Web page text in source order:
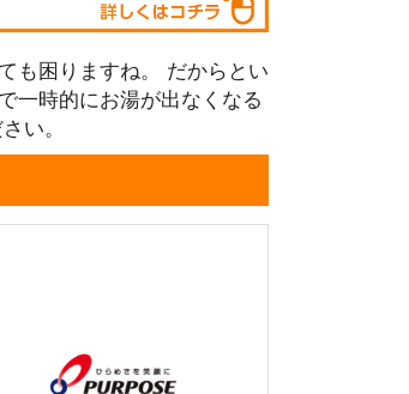
も困りますね。 だからとい
一時的にお湯が出なくなる
い。